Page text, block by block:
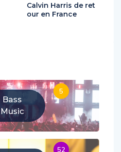
PROCHAIN ARTICLE
Calvin Harris de ret
Bass
Music
5